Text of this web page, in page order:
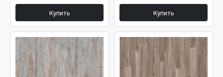
Купить Купить